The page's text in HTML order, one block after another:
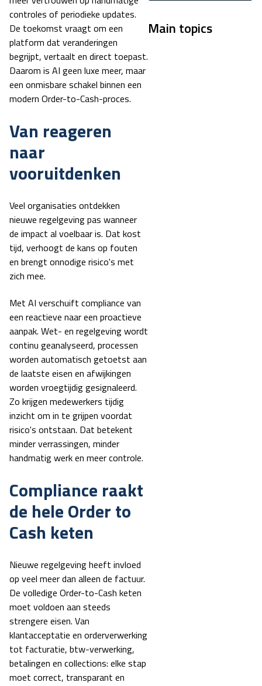
controles of periodieke updates.
De toekomst vraagt om een
platform dat veranderingen
begrijpt, vertaalt en direct toepast.
Daarom is AI geen luxe meer, maar
een onmisbare schakel binnen een
modern Order-to-Cash-proces.
Van reageren
naar
vooruitdenken
Veel organisaties ontdekken
nieuwe regelgeving pas wanneer
de impact al voelbaar is. Dat kost
tijd, verhoogt de kans op fouten
en brengt onnodige risico's met
zich mee.
Met AI verschuift compliance van
een reactieve naar een proactieve
aanpak. Wet- en regelgeving wordt
continu geanalyseerd, processen
worden automatisch getoetst aan
de laatste eisen en afwijkingen
worden vroegtijdig gesignaleerd.
Zo krijgen medewerkers tijdig
inzicht om in te grijpen voordat
risico's ontstaan. Dat betekent
minder verrassingen, minder
handmatig werk en meer controle.
Compliance raakt
de hele Order to
Cash keten
Nieuwe regelgeving heeft invloed
op veel meer dan alleen de factuur.
De volledige Order-to-Cash keten
moet voldoen aan steeds
strengere eisen. Van
klantacceptatie en orderverwerking
tot facturatie, btw-verwerking,
betalingen en collections: elke stap
moet correct, transparant en
Main topics